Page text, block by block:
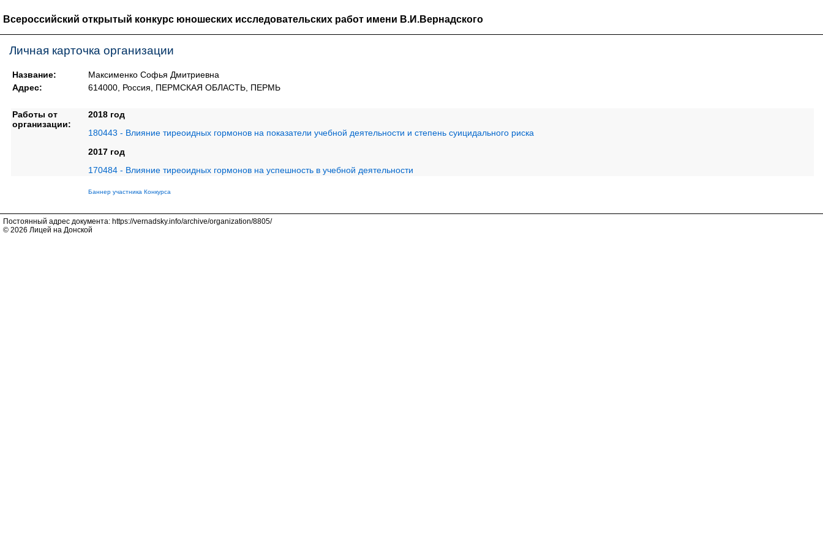
Всероссийский открытый конкурс юношеских исследовательских работ имени В.И.Вернадского
Личная карточка организации
Название:
Максименко Софья Дмитриевна
Адрес:
614000, Россия, ПЕРМСКАЯ ОБЛАСТЬ, ПЕРМЬ
Работы от
организации:
2018 год
180443 - Влияние тиреоидных гормонов на показатели учебной деятельности и степень суицидального риска
2017 год
170484 - Влияние тиреоидных гормонов на успешность в учебной деятельности
Баннер участника Конкурса
Постоянный адрес документа: https://vernadsky.info/archive/organization/8805/
© 2026 Лицей на Донской